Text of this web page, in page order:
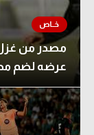
مصدر من غزل
عرضه لضم